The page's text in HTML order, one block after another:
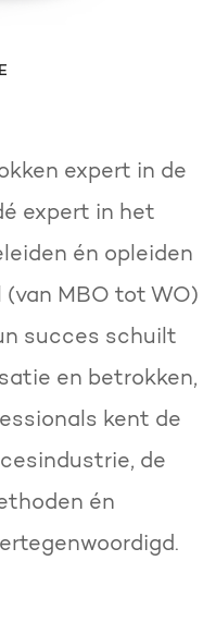
expert in de
expert in het
én opleiden
MBO tot WO)
succes schuilt
en betrokken,
kent de
de
én